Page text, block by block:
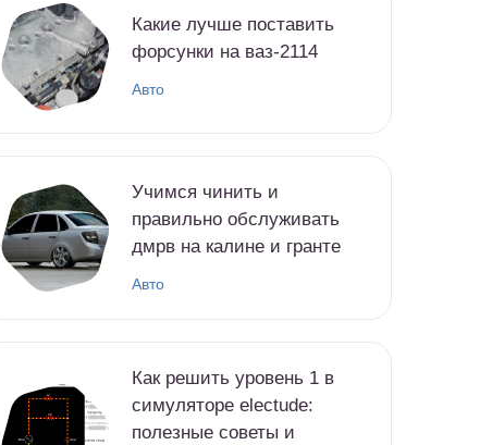
Какие лучше поставить
форсунки на ваз-2114
Авто
Учимся чинить и
правильно обслуживать
дмрв на калине и гранте
Авто
Как решить уровень 1 в
симуляторе electude:
полезные советы и